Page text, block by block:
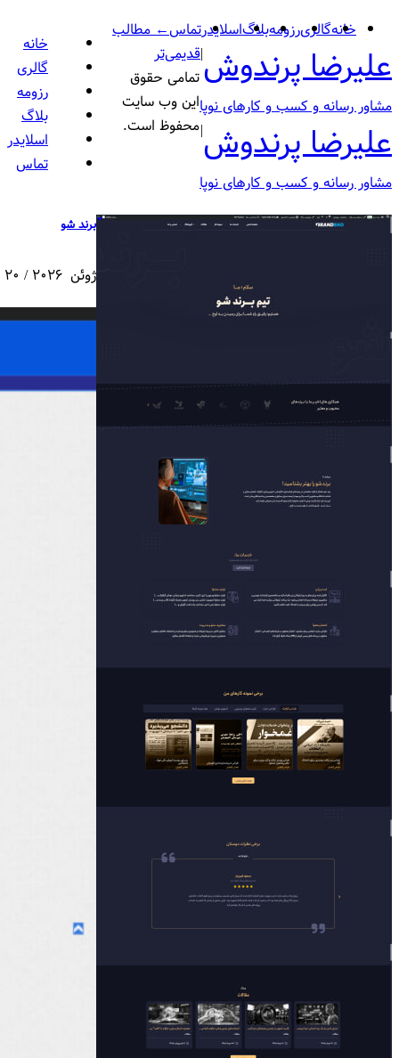
خانه
گالری
رزومه
بلاگ
اسلایدر
تماس
خانهگالریرزومهبلاگاسلایدرتماس
علیرضا پرندوش|
مشاور رسانه‌ و کسب و کارهای نوپا
علیرضا پرندوش|
مشاور رسانه‌ و کسب و کارهای نوپا
ّبرند شو
ژوئن 2026 / 20
← مطالب
قدیمی‌تر
تمامی حقوق
این وب سایت
محفوظ است.